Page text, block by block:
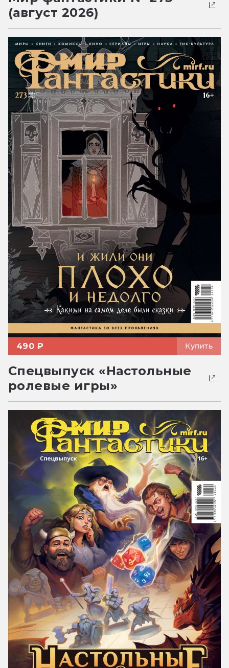
(август 2026)
490 ₽ Купить
Спецвыпуск «Настольные
ролевые игры»